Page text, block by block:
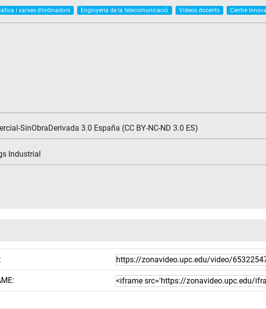
i xarxes d’ordinadors Enginyeria de la telecomunicació Vídeos docents Centre
SinObraDerivada 3.0 España (CC BY-NC-ND 3.0 ES)
Industrial